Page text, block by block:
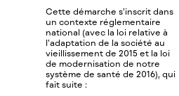
Cette démarche s’inscrit dans
un contexte réglementaire
national (avec la loi relative à
l’adaptation de la société au
vieillissement de 2015 et la loi
de modernisation de notre
système de santé de 2016), qui
fait suite :